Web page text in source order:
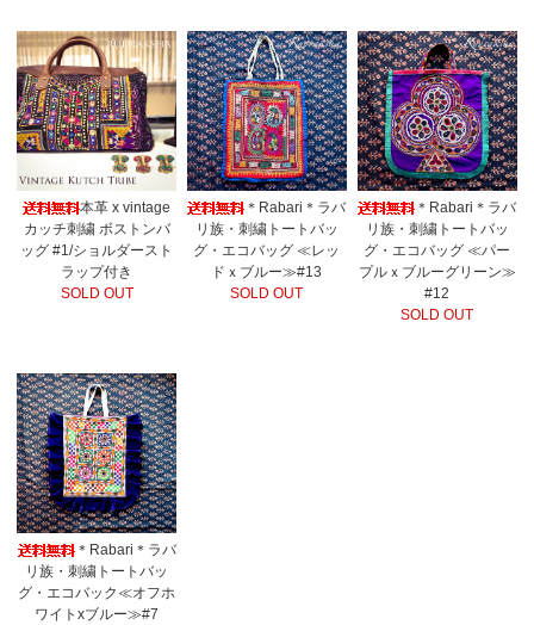
本革 x vintage
カッチ刺繍 ボストンバ
ッグ #1/ショルダースト
ラップ付き
SOLD OUT
＊Rabari＊ラバ
リ族・刺繍トートバッ
グ・エコバッグ ≪レッ
ドｘブルー≫#13
SOLD OUT
＊Rabari＊ラバ
リ族・刺繍トートバッ
グ・エコバッグ ≪パー
プルｘブルーグリーン≫
#12
SOLD OUT
＊Rabari＊ラバ
リ族・刺繍トートバッ
グ・エコバック≪オフホ
ワイトxブルー≫#7